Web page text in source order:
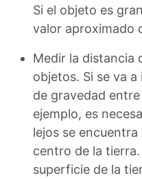
Si el objeto es
valor aproximado
Medir la distancia
objetos. Si se va
de gravedad
ejemplo, es
lejos se
centro de la
superficie de la